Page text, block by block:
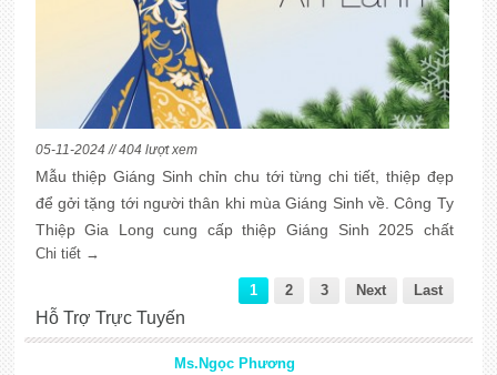
05-11-2024 // 404 lượt xem
Mẫu thiệp Giáng Sinh chỉn chu tới từng chi tiết, thiệp đẹp
để gởi tặng tới người thân khi mùa Giáng Sinh về. Công Ty
Thiệp Gia Long cung cấp thiệp Giáng Sinh 2025 chất
lượng cao
Chi tiết →
1 2 3 Next Last
Hỗ Trợ Trực Tuyến
Ms.Ngọc Phương